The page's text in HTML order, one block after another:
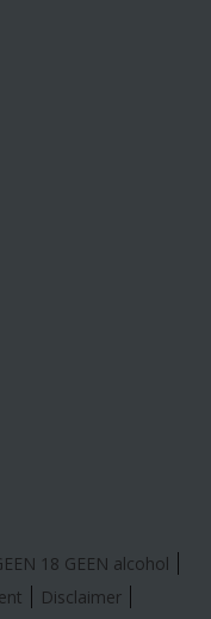
18 GEEN alcohol
Disclaimer